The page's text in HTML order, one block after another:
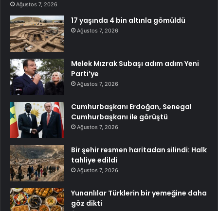
Ağustos 7, 2026
17 yaşında 4 bin altınla gömüldü
Ağustos 7, 2026
Melek Mızrak Subaşı adım adım Yeni
Parti’ye
Ağustos 7, 2026
Cumhurbaşkanı Erdoğan, Senegal
Cumhurbaşkanı ile görüştü
Ağustos 7, 2026
Bir şehir resmen haritadan silindi: Halk
tahliye edildi
Ağustos 7, 2026
Yunanlılar Türklerin bir yemeğine daha
göz dikti